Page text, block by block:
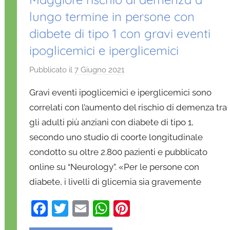
lungo termine in persone con
diabete di tipo 1 con gravi eventi
ipoglicemici e iperglicemici
Pubblicato il7 Giugno 2021
D
a
n
i
e
l
'
O
Gravi eventi ipoglicemici e iperglicemici sono
correlati con l’aumento del rischio di demenza tra
gli adulti più anziani con diabete di tipo 1,
secondo uno studio di coorte longitudinale
condotto su oltre 2.800 pazienti e pubblicato
online su “Neurology”. «Per le persone con
diabete, i livelli di glicemia sia gravemente
F
a
T
w
E
m
W
h